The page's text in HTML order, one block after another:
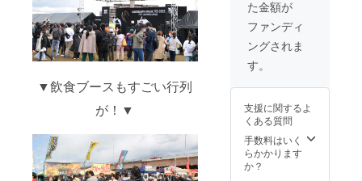
▼飲食ブースもすごい行列
が！▼
クラウ
ドファ
ンディ
ングで
ない限
定ロゴT
シャツ
をお送
りいた
しま
ないと
優先エ
は入場
で忘れ
ないよ
うお持
ちくだ
さい。
◯カコ
参くだ
さい。
※制限時
間内で
も撮影
可能で
す。
い方は
自由。
会社の
宣伝や
にも使
す。 ※
誹謗中
傷禁止
※長さ：
た金額が
ファンディ
ングされま
す。
支援に関するよ
くある質問
手数料はいく
らかかります
か？